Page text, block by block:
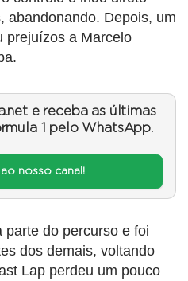
abandonando. Depois, um
prejuízos a Marcelo
e receba as últimas
1 pelo WhatsApp.
nosso canal!
parte do percurso e foi
dos demais, voltando
Lap perdeu um pouco